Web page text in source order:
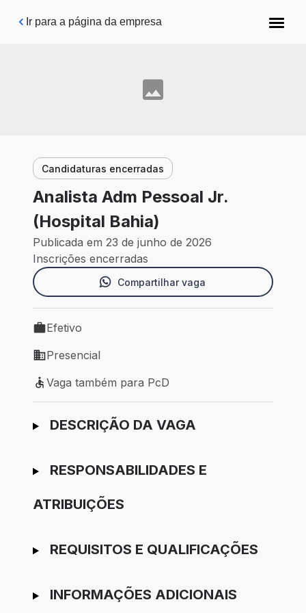
Pular para o conteúdo principal
Ir para a página da empresa
Candidaturas encerradas
Analista Adm Pessoal Jr.
(Hospital Bahia)
Publicada em 23 de junho de 2026
Inscrições encerradas
Compartilhar vaga
Tipo de vaga: Efetivo
Efetivo
Modelo de trabalho: Presencial
Presencial
Vaga também para PcD
Vaga também para PcD
Ir para candidatura
DESCRIÇÃO DA VAGA
RESPONSABILIDADES E
ATRIBUIÇÕES
REQUISITOS E QUALIFICAÇÕES
INFORMAÇÕES ADICIONAIS